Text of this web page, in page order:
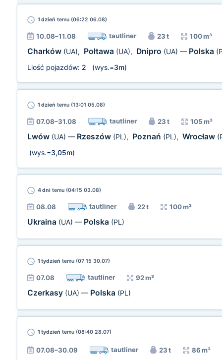
1 dzień temu (06:22 06.08)
10.08–11.08 tautliner 23 t 100 m³
Charków (UA), Połtawa (UA), Dnipro (UA) — Polska
Llość pojazdów: 2 (wys.=3m)
1 dzień temu (13:01 05.08)
07.08–31.08 tautliner 23 t 105 m³
Lwów (UA) — Rzeszów (PL), Poznań (PL), Wrocław
(wys.=3,05m)
4 dni temu (04:15 03.08)
08.08 tautliner 22 t 100 m³
Ukraina (UA) — Polska (PL)
1 tydzień temu (07:15 30.07)
07.08 tautliner 92 m³
Czerkasy (UA) — Polska (PL)
1 tydzień temu (08:40 28.07)
07.08–30.09 tautliner 23 t 86 m³